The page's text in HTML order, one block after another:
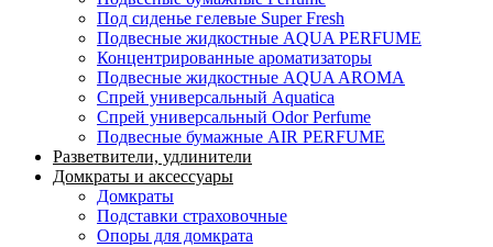
Под сиденье гелевые Super Fresh
Подвесные жидкостные AQUA PERFUME
Концентрированные ароматизаторы
Подвесные жидкостные AQUA AROMA
Спрей универсальный Aquatica
Спрей универсальный Odor Perfume
Подвесные бумажные AIR PERFUME
Разветвители, удлинители
Домкраты и аксессуары
Домкраты
Подставки страховочные
Опоры для домкрата